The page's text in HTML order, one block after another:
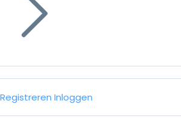
Registreren Inloggen